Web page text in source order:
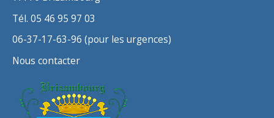
Tél. 05 46 95 97 03
06-37-17-63-96 (pour les urgences)
Nous contacter